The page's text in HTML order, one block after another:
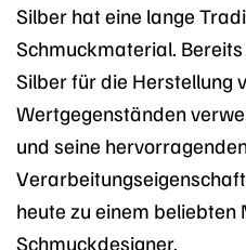
Silber hat eine lange
Schmuckmaterial.
Silber für die Herstellung
Wertgegenständen
und seine
heute zu einem
Schmuckdesigner.